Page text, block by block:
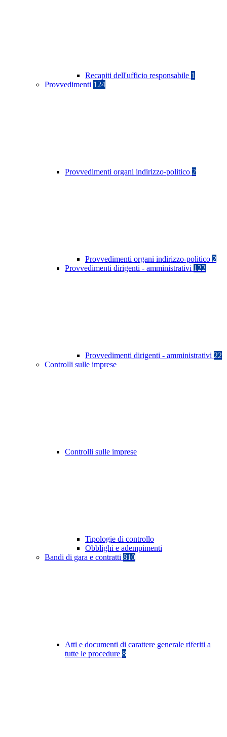
Recapiti dell'ufficio responsabile 1
Provvedimenti 124
Provvedimenti organi indirizzo-politico 2
Provvedimenti organi indirizzo-politico 2
Provvedimenti dirigenti - amministrativi 122
Provvedimenti dirigenti - amministrativi 22
Controlli sulle imprese
Controlli sulle imprese
Tipologie di controllo
Obblighi e adempimenti
Bandi di gara e contratti 810
Atti e documenti di carattere generale riferiti a
tutte le procedure 8